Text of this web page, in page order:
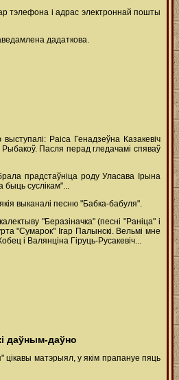
тэлефона і адрас электроннай пошты
дадаткова.
Раіса Генадзеўна Казакевіч
Рыбакоў. Пасля перад гледачамі спяваў
прадстаўніца роду Уласава Ірына
быць суслікам"...
выканалі песню "Бабка-бабуля".
"Беразіначка" (песні "Раніца" і
"Сумарок" Ігар Палынскі. Вельмі мне
і Валянціна Гіруць-Русакевіч...
даўным-даўно
цікавы матэрыял, у якім прапануе пяць